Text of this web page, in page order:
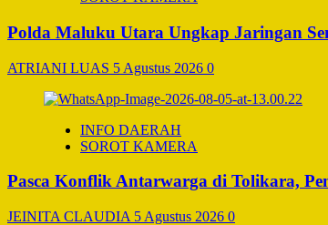
Polda Maluku Utara Ungkap Jaringan
ATRIANI LUAS 5 Agustus 2026 0
INFO DAERAH
SOROT KAMERA
Pasca Konflik Antarwarga di Tolikara,
JEINITA CLAUDIA 5 Agustus 2026 0